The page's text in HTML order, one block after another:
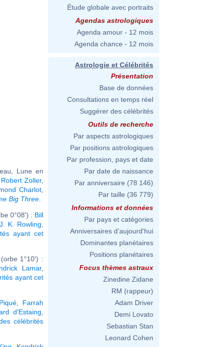
Lune en
Robert Zoller,
Charlot
Big Three
0°08') : Bill
J. K. Rowling
ayant cet
1°10') :
Lamar,
ayant cet
Farrah
d'Estaing
célébrités
Étude globale avec portraits
Agendas astrologiques
Agenda amour - 12 mois
Agenda chance - 12 mois
Astrologie et Célébrités
Présentation
Base de données
Consultations en temps réel
Suggérer des célébrités
Outils de recherche
Par aspects astrologiques
Par positions astrologiques
Par profession, pays et date
Par date de naissance
Par anniversaire (78 146)
Par taille (36 779)
Informations et données
Par pays et catégories
Anniversaires d'aujourd'hui
Dominantes planétaires
Positions planétaires
Focus thèmes astraux
Zinedine Zidane
RM (rappeur)
Adam Driver
Demi Lovato
Sebastian Stan
Leonard Cohen